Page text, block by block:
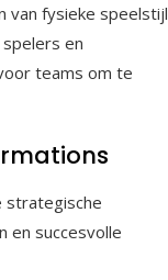
van fysieke speelstijl
en
teams om te
strategische
en succesvolle